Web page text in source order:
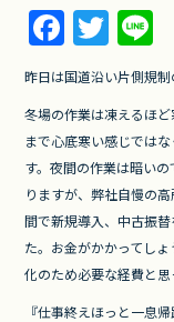
F
a
c
e
b
o
o
k
T
w
itt
er
e
昨日は国道沿い片側規
冬場の作業は凍えるほ
まで心底寒い感じでは
す。夜間の作業は暗い
りますが、弊社自慢の
間で新規導入、中古振
た。お金がかかってし
化のため必要な経費と思
『仕事終えほっと一息